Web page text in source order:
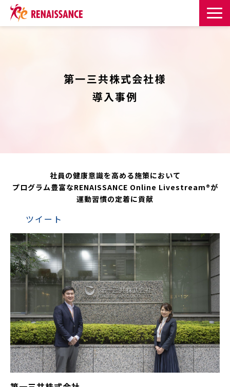
お役立ち資料
イベント・セミナー
第一三共株式会社様
導入事例
社員の健康意識を高める施策において
プログラム豊富なRENAISSANCE Online Livestream®が
運動習慣の定着に貢献
ツイート